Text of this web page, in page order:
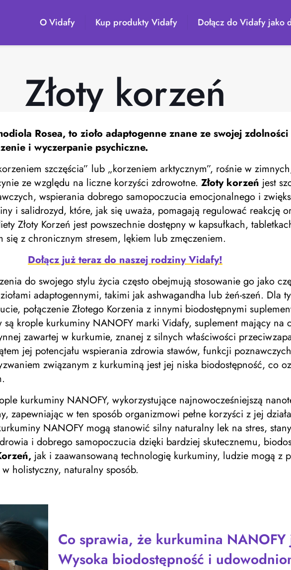
O Vidafy Kup produkty Vidafy Dołącz do Vidafy jako
Złoty korzeń
Rosea, to zioło adaptogenne znane ze swojej
i wyczerpanie psychiczne.
szczęścia” lub „korzeniem arktycznym”, rośnie w
ze względu na liczne korzyści zdrowotne.Złoty korzeń jest
wspierania dobrego samopoczucia emocjonalnego i
i salidrozyd, które, jak się uważa, pomagają regulować reakcję
Złoty Korzeń jest powszechnie dostępny w kapsułkach,
się z chronicznym stresem, lękiem lub zmęczeniem.
Dołącz już teraz do naszej rodziny Vidafy!
do swojego stylu życia często obejmują stosowanie go jako
adaptogennymi, takimi jak ashwagandha lub żeń-szeń. Dla
połączenie Złotego Korzenia z innymi biodostępnymi
są krople kurkuminy NANOFY marki Vidafy, suplement mający na
zawartej w kurkumie, znanej z silnych właściwości
jej potencjału wspierania zdrowia stawów, funkcji
związanym z kurkuminą jest jej niska biodostępność, co
kurkuminy NANOFY, wykorzystujące najnowocześniejszą
zapewniając w ten sposób organizmowi pełne korzyści z jej
NANOFY mogą stanowić silny naturalny lek na stres,
i dobrego samopoczucia dzięki bardziej skutecznemu,
jak i zaawansowaną technologię kurkuminy, ludzie mogą z
holistyczny, naturalny sposób.
Co sprawia, że kurkumina
Wysoka biodostępność i